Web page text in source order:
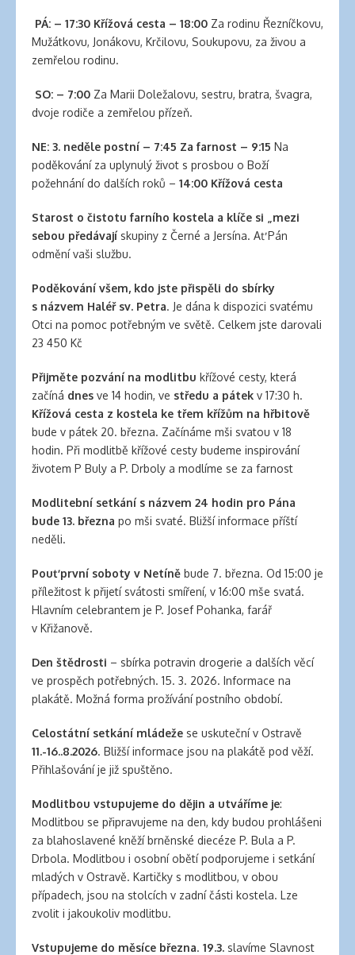
extensions
auckland
fuentes
walmart
banana
natural
clothing
PÁ: – 17:30 Křížová cesta – 18:00 Za rodinu Řezníčkovu,
Mužátkovu, Jonákovu, Krčilovu, Soukupovu, za živou a
zemřelou rodinu.
SO: – 7:00 Za Marii Doležalovu, sestru, bratra, švagra,
dvoje rodiče a zemřelou přízeň.
NE: 3. neděle postní – 7:45 Za farnost – 9:15 Na
poděkování za uplynulý život s prosbou o Boží
požehnání do dalších roků – 14:00 Křížová cesta
Starost o čistotu farního kostela a klíče si „mezi
sebou předávajískupiny z Černé a Jersína. Ať Pán
odmění vaši službu.
Poděkování všem, kdo jste přispěli do sbírky
s názvem Haléř sv. Petra. Je dána k dispozici svatému
Otci na pomoc potřebným ve světě. Celkem jste darovali
23 450 Kč
Přijměte pozvání na modlitbu křížové cesty, která
začíná dnes ve 14 hodin, ve středu a pátek v 17:30 h.
Křížová cesta z kostela ke třem křížům na hřbitově
bude v pátek 20. března. Začínáme mši svatou v 18
hodin. Při modlitbě křížové cesty budeme inspirování
životem P Buly a P. Drboly a modlíme se za farnost
Modlitební setkání s názvem 24 hodin pro Pána
bude 13. března po mši svaté. Bližší informace příští
neděli.
Pouť první soboty v Netíně bude 7. března. Od 15:00 je
příležitost k přijetí svátosti smíření, v 16:00 mše svatá.
Hlavním celebrantem je P. Josef Pohanka, farář
v Křižanově.
Den štědrosti – sbírka potravin drogerie a dalších věcí
ve prospěch potřebných. 15. 3. 2026. Informace na
plakátě. Možná forma prožívání postního období.
Celostátní setkání mládeže se uskuteční v Ostravě
11.-16..8.2026. Bližší informace jsou na plakátě pod věží.
Přihlašování je již spuštěno.
Modlitbou vstupujeme do dějin a utváříme je:
Modlitbou se připravujeme na den, kdy budou prohlášeni
za blahoslavené kněží brněnské diecéze P. Bula a P.
Drbola. Modlitbou i osobní obětí podporujeme i setkání
mladých v Ostravě. Kartičky s modlitbou, v obou
případech, jsou na stolcích v zadní části kostela. Lze
zvolit i jakoukoliv modlitbu.
Vstupujeme do měsíce března. 19.3. slavíme Slavnost